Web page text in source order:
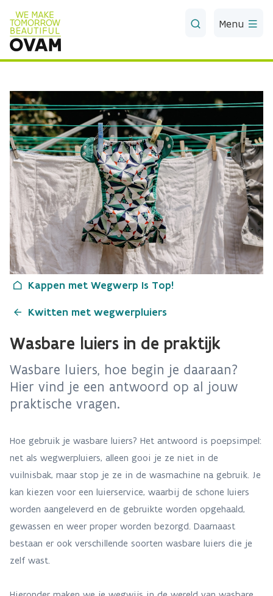
Skip to Main Content
Menu
Kappen met Wegwerp Is Top!
Kwitten met wegwerpluiers
Wasbare luiers in de praktijk
Wasbare luiers, hoe begin je daaraan?
Hier vind je een antwoord op al jouw
praktische vragen.
Hoe gebruik je wasbare luiers? Het antwoord is poepsimpel:
net als wegwerpluiers, alleen gooi je ze niet in de
vuilnisbak, maar stop je ze in de wasmachine na gebruik. Je
kan kiezen voor een luierservice, waarbij de schone luiers
worden aangeleverd en de gebruikte worden opgehaald,
gewassen en weer proper worden bezorgd. Daarnaast
bestaan er ook verschillende soorten wasbare luiers die je
zelf wast.